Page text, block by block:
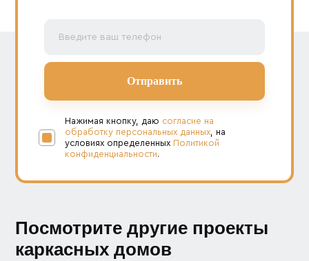
Нажимая кнопку, даю согласие на
обработку персональных данных , на
условиях определенных Политикой
конфиденциальности.
Посмотрите другие проекты
каркасных домов